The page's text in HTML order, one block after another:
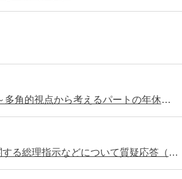
【専門家コラム】パート社員の毎週の年休取得、負担か悪用か？ ～多角的視点から考えるパートの年休取得問題～
厚生労働大臣会見概要 裁量労働制などの検討見直しの加速化に関する総理指示などについて質疑応答（令和8年4月23日）